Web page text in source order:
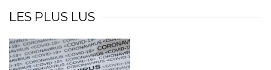
LES PLUS LUS